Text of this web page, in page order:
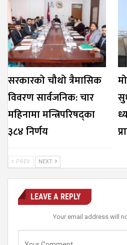
सरकारको चौथो त्रैमासिक
विवरण सार्वजनिक: चार
महिनामा मन्त्रिपरिषद्का
३८४ निर्णय
PREV NEXT
LEAVE A REPLY
Your email address will